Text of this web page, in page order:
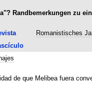
Randbemerkungen zu
Romanistisches
de que Melibea fuera